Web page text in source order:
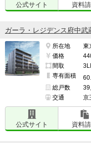
公式サイト 資料
ガーラ・レジデンス府中武
所在地
東
価格
間取
専有面積
総戸数
39
交通
京
公式サイト 資料